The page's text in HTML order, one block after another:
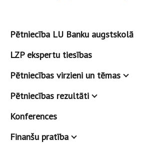
Pētniecība LU Banku augstskolā
LZP ekspertu tiesības
Pētniecības virzieni un tēmas
Pētniecības rezultāti
Konferences
Finanšu pratība